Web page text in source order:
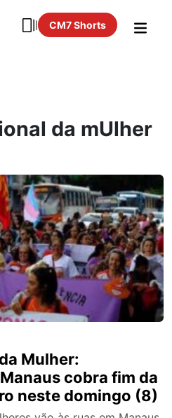
CM7 Shorts
da mUlher
Mulher:
cobra fim da
neste domingo (8)